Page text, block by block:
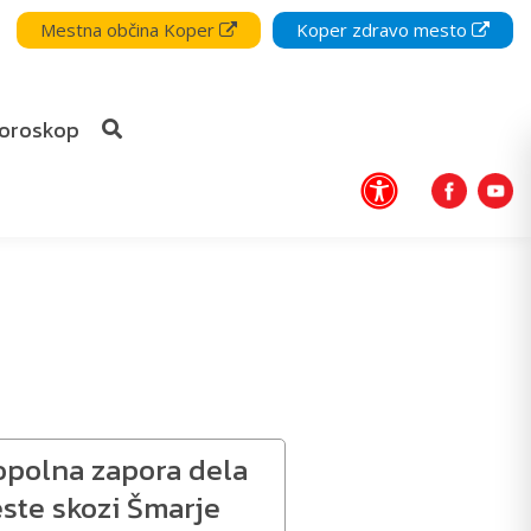
Mestna občina Koper Koper zdravo mesto
zapora dela
skozi Šmarje